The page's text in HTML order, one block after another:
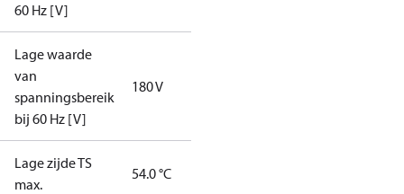
60 Hz [V]
Lage waarde
van
spanningsbereik
bij 60 Hz [V]
180 V
Lage zijde TS
max.
54.0 °C